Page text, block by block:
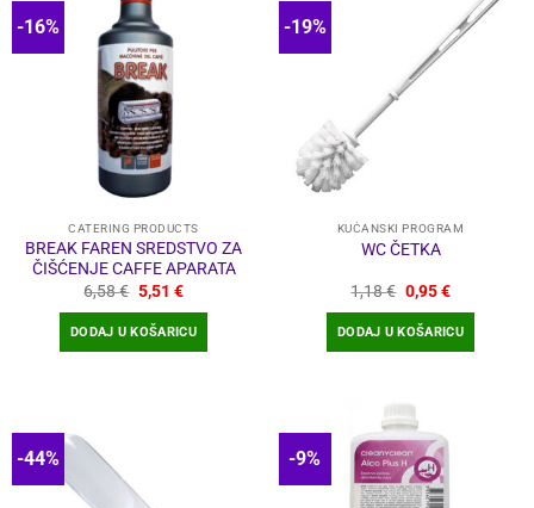
-16%
CATERING PRODUCTS
BREAK FAREN SREDSTVO ZA
ČIŠĆENJE CAFFE APARATA
6,58€ Izvorna
cijena
bila
je:
6,58 €.
5,51 €Trenutna
5,51 €.
DODAJ U KOŠARICU
-19%
KUĆANSKI PROGRAM
WC ČETKA
1,18€ Izvorna
cijena
bila
je:
1,18 €.
0,95€Trenutna
0,95 €.
DODAJ U KOŠARICU
-44% -9%